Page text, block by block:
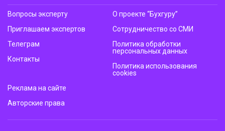
Вопросы эксперту
Приглашаем экспертов
Телеграм
Контакты
О проекте “Бухгуру”
Сотрудничество со СМИ
Политика обработки
персональных данных
Политика использования
cookies
Реклама на сайте
Авторские права